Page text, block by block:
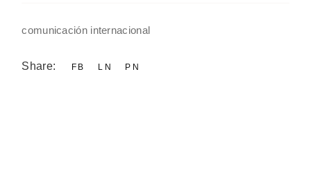
comunicación internacional
Share: FB LN PN